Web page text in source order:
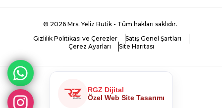
© 2026 Mrs. Yeliz Butik - Tüm hakları saklıdır.
Gizlilik Politikası ve Çerezler
Satış Genel Şartları
Çerez Ayarları
Site Haritası
RGZ Dijital
Özel Web Site Tasarımı